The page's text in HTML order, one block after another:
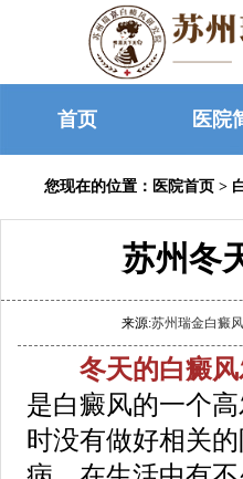
首页 医院
您现在的位置： 医院首页 >
苏州冬
来源:苏州瑞金白癜
冬天的白癜
是白癜风的一个
时没有做好相关